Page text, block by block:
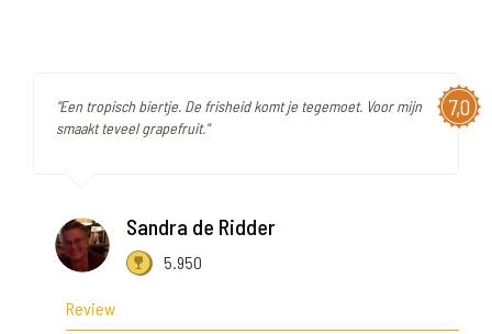
7,0
"Een tropisch biertje. De frisheid komt je tegemoet. Voor mijn
smaakt teveel grapefruit."
Sandra de Ridder
5.950
Review